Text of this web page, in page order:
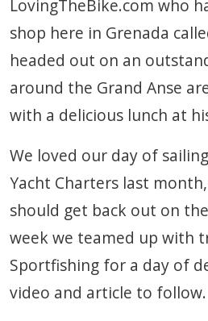
LovingTheBike.com who
shop here in Grenada
headed out on an
around the Grand Anse
with a delicious lunch at
We loved our day of
Yacht Charters last
should get back out on
week we teamed up with
Sportfishing for a day of
video and article to follow.